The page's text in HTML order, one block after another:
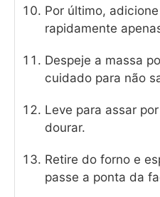
Por último,
rapidamente
Despeje a massa
cuidado para não
Leve para assar
dourar.
Retire do forno e
passe a ponta da